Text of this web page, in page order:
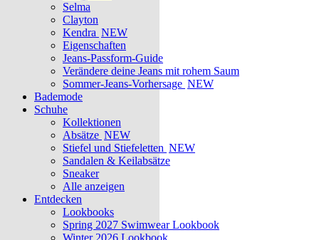
Selma
Clayton
Kendra NEW
Eigenschaften
Jeans-Passform-Guide
Verändere deine Jeans mit rohem Saum
Sommer-Jeans-Vorhersage NEW
Bademode
Schuhe
Kollektionen
Absätze NEW
Stiefel und Stiefeletten NEW
Sandalen & Keilabsätze
Sneaker
Alle anzeigen
Entdecken
Lookbooks
Spring 2027 Swimwear Lookbook
Winter 2026 Lookbook